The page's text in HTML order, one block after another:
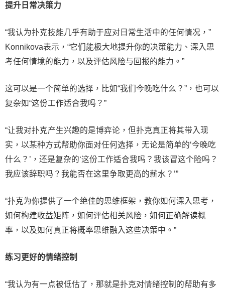
提升日常决策力
“我认为扑克技能几乎有助于应对日常生活中的任何情况，”
Konnikova表示，“它们能极大地提升你的决策能力、深入思
考任何情境的能力，以及评估风险与回报的能力。”
这可以是一个简单的选择，比如“我们今晚吃什么？”，也可以
复杂如“这份工作适合我吗？”
“让我对扑克产生兴趣的是博弈论，但扑克真正将其带入现
实，以某种方式帮助你面对任何选择，无论是简单的‘今晚吃
什么？’，还是复杂的‘这份工作适合我吗？我该冒这个险吗？
我应该辞职吗？我能否在这里争取更高的薪水？’”
“扑克为你提供了一个绝佳的思维框架，教你如何深入思考，
如何构建收益矩阵，如何评估相关风险，如何正确解读概
率，以及如何真正将概率思维融入这些决策中。”
练习更好的情绪控制
“我认为有一点被低估了，那就是扑克对情绪控制的帮助有多